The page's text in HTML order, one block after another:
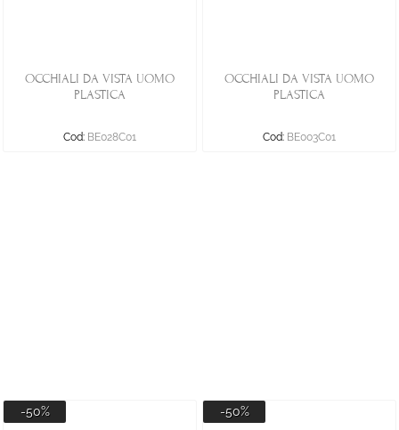
OCCHIALI DA VISTA UOMO
PLASTICA
Cod: BE028C01
OCCHIALI DA VISTA UOMO
PLASTICA
Cod: BE003C01
-50% -50%